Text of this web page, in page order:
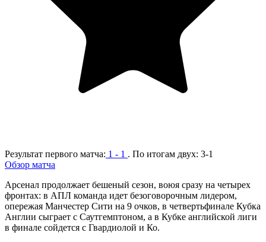
Результат первого матча: 1 - 1 . По итогам двух: 3-1
Обзор матча
Арсенал продолжает бешеный сезон, воюя сразу на четырех
фронтах: в АПЛ команда идет безоговорочным лидером,
опережая Манчестер Сити на 9 очков, в четвертьфинале Кубка
Англии сыграет с Саутгемптоном, а в Кубке английской лиги
в финале сойдется с Гвардиолой и Ко.